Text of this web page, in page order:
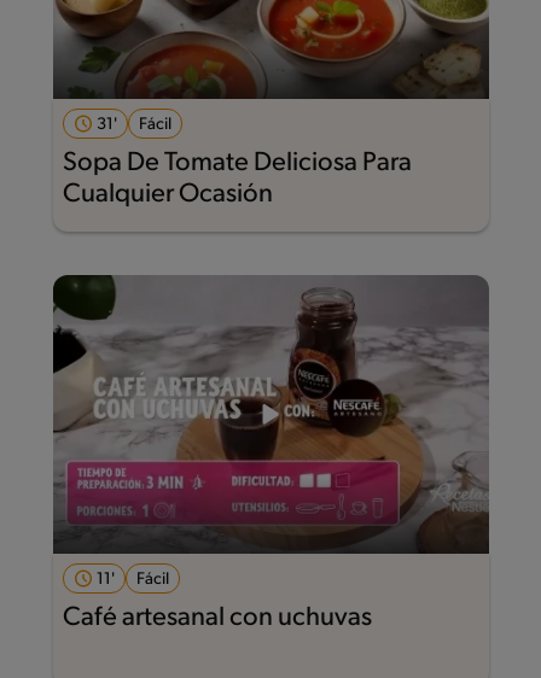
31' Fácil
Sopa De Tomate Deliciosa Para
Cualquier Ocasión
11' Fácil
Café artesanal con uchuvas